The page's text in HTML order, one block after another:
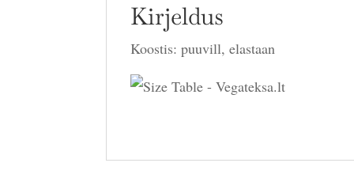
Kirjeldus
Koostis: puuvill, elastaan